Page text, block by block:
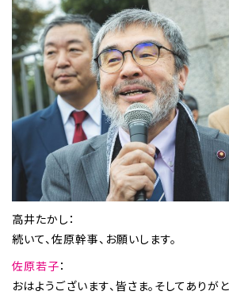
高井たかし：
続いて、佐原幹事、お願いします。
佐原若子：
おはようございます、皆さま。そしてありが